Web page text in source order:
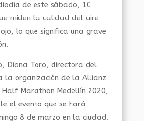
de este sábado, 10
miden la calidad del aire
lo que significa una grave
Diana Toro, directora del
la organización de la Allianz
Half Marathon Medellín 2020,
el evento que se hará
8 de marzo en la ciudad.